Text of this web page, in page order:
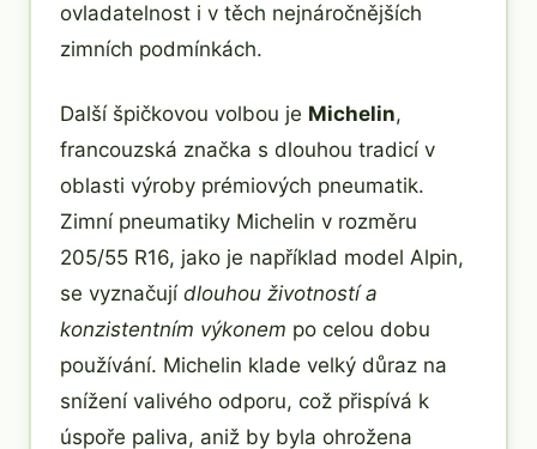
ovladatelnost i v těch nejnáročnějších
zimních podmínkách.
Další špičkovou volbou je Michelin,
francouzská značka s dlouhou tradicí v
oblasti výroby prémiových pneumatik.
Zimní pneumatiky Michelin v rozměru
205/55 R16, jako je například model Alpin,
se vyznačují dlouhou životností a
konzistentním výkonem po celou dobu
používání. Michelin klade velký důraz na
snížení valivého odporu, což přispívá k
úspoře paliva, aniž by byla ohrožena